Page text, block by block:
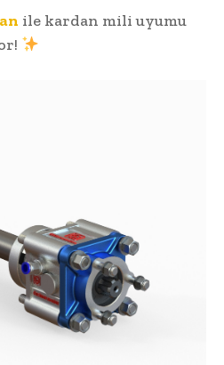
ile kardan mili uyumu